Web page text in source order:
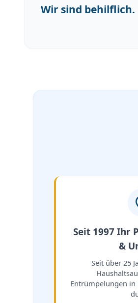
Wir sind behilflich.
Seit 1997 Ihr
&
Seit über 25
Entrümpelungen